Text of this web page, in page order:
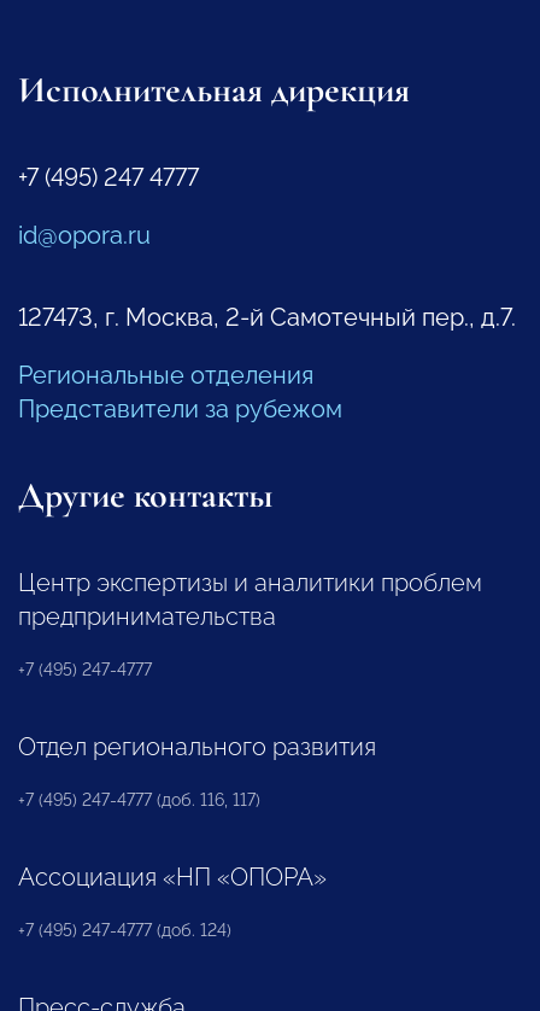
Исполнительная дирекция
+7 (495) 247 4777
id@opora.ru
127473, г. Москва, 2-й Самотечный пер., д.7.
Региональные отделения
Представители за рубежом
Другие контакты
Центр экспертизы и аналитики проблем
предпринимательства
+7 (495) 247-4777
Отдел регионального развития
+7 (495) 247-4777 (доб. 116, 117)
Ассоциация «НП «ОПОРА»
+7 (495) 247-4777 (доб. 124)